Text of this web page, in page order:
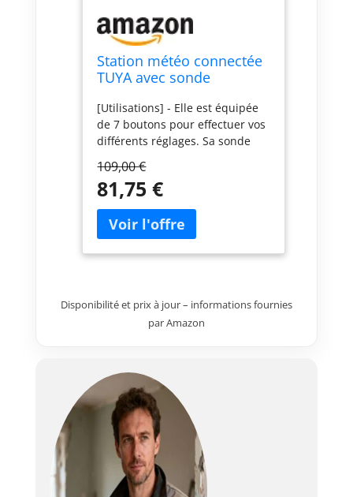
Station météo connectée
TUYA avec sonde
[Utilisations] - Elle est équipée
de 7 boutons pour effectuer vos
différents réglages. Sa sonde
informations de température et
d'humidité. La station pourra
être posée ou fixée au mur. Elle
pourra également être
alimentée par pile ou avec
l'adaptateur secteur fourni.
Application : Tuya, 4 jours de
prévision météo, 4 alarmes,
373x228x29.7 mm/Ecran :
341x192mm/Sonde :
97x50x32mm), Alimentations
(Station : Adaptateur secteur
DC5V/1A (Avec Wi-Fi) ou 4 piles
1.5V de type AA (Sans Wi-Fi) non
fourni/Sonde : 2 piles 1.5V de
type AA) [Données technique
109,00 €
81,75 €
Disponibilité et prix à jour – informations fournies
par Amazon